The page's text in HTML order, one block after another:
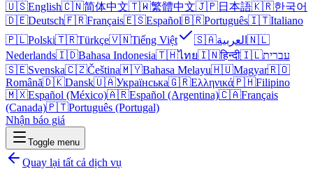
🇺🇸English🇨🇳简体中文🇹🇼繁體中文🇯🇵日本語🇰🇷한국어
🇩🇪Deutsch🇫🇷Français🇪🇸Español🇧🇷Português🇮🇹Italiano
🇵🇱Polski🇹🇷Türkçe🇻🇳Tiếng Việt 🇸🇦العربية 🇳🇱
Nederlands🇮🇩Bahasa Indonesia🇹🇭ไทย🇮🇳हिन्दी🇮🇱עברית
🇸🇪Svenska🇨🇿Čeština🇲🇾Bahasa Melayu🇭🇺Magyar🇷🇴
Română🇩🇰Dansk🇺🇦Українська🇬🇷Ελληνικά🇵🇭Filipino
🇲🇽Español (México)🇦🇷Español (Argentina)🇨🇦Français
(Canada)🇵🇹Português (Portugal)
Nhận báo giá
Toggle menu
Quay lại tất cả dịch vụ